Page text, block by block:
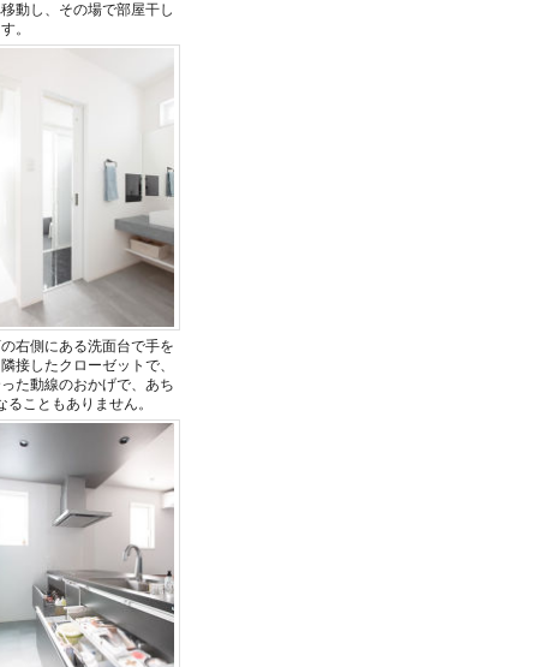
動し、その場で部屋干し
。
右側にある洗面台で手を
接したクローゼットで、
た動線のおかげで、あち
こともありません。